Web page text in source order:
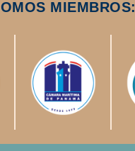
MIEMBROS: